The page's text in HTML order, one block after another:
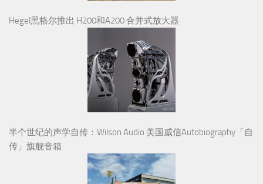
Hegel黑格尔推出 H200和A200 合并式放大器
半个世纪的声学自传：Wilson Audio 美国威信Autobiography「自
传」旗舰音箱